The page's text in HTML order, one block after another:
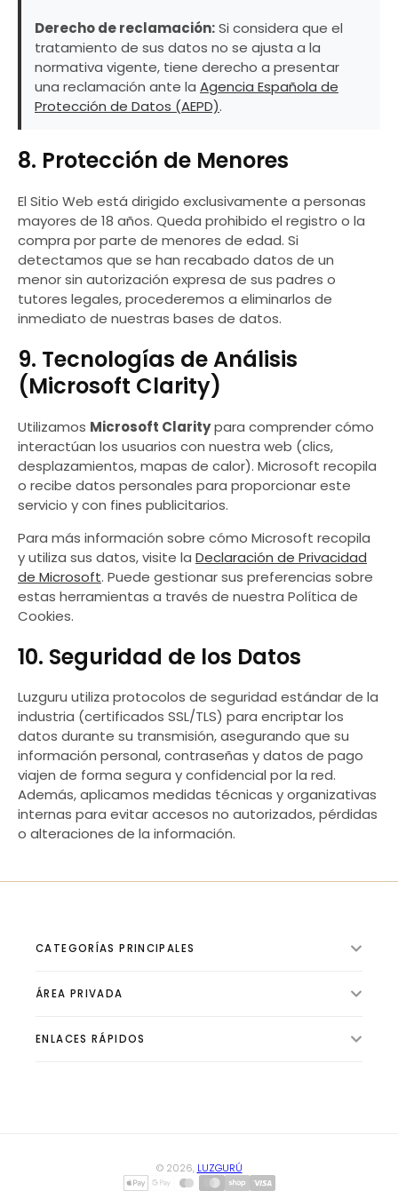
Derecho de reclamación:Si considera que el
tratamiento de sus datos no se ajusta a la
normativa vigente, tiene derecho a presentar
una reclamación ante la Agencia Española de
Protección de Datos (AEPD).
8. Protección de Menores
El Sitio Web está dirigido exclusivamente a personas
mayores de 18 años. Queda prohibido el registro o la
compra por parte de menores de edad. Si
detectamos que se han recabado datos de un
menor sin autorización expresa de sus padres o
tutores legales, procederemos a eliminarlos de
inmediato de nuestras bases de datos.
9. Tecnologías de Análisis
(Microsoft Clarity)
Utilizamos Microsoft Claritypara comprender cómo
interactúan los usuarios con nuestra web (clics,
desplazamientos, mapas de calor). Microsoft recopila
o recibe datos personales para proporcionar este
servicio y con fines publicitarios.
Para más información sobre cómo Microsoft recopila
y utiliza sus datos, visite la Declaración de Privacidad
de Microsoft. Puede gestionar sus preferencias sobre
estas herramientas a través de nuestra Política de
Cookies.
10. Seguridad de los Datos
Luzguru utiliza protocolos de seguridad estándar de la
industria (certificados SSL/TLS) para encriptar los
datos durante su transmisión, asegurando que su
información personal, contraseñas y datos de pago
viajen de forma segura y confidencial por la red.
Además, aplicamos medidas técnicas y organizativas
internas para evitar accesos no autorizados, pérdidas
o alteraciones de la información.
CATEGORÍAS PRINCIPALES
ILUMINACIÓN INTERIOR
HOGAR Y ELECTRICIDAD
ÁREA PRIVADA
🛍️ Tienda
ENLACES RÁPIDOS
© 2026, LUZGURÚ